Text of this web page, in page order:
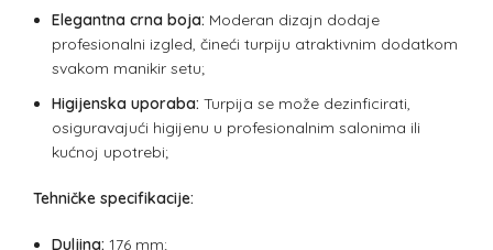
Elegantna crna boja: Moderan dizajn dodaje
profesionalni izgled, čineći turpiju atraktivnim dodatkom
svakom manikir setu;
Higijenska uporaba: Turpija se može dezinficirati,
osiguravajući higijenu u profesionalnim salonima ili
kućnoj upotrebi;
Tehničke specifikacije:
Duljina: 176 mm;